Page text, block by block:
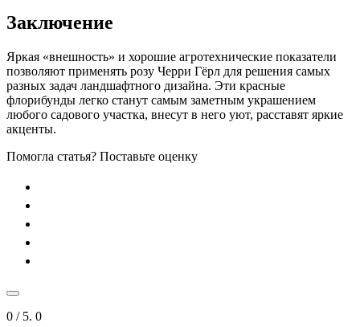
Заключение
Яркая «внешность» и хорошие агротехнические показатели
позволяют применять розу Черри Гёрл для решения самых
разных задач ландшафтного дизайна. Эти красные
флорибунды легко станут самым заметным украшением
любого садового участка, внесут в него уют, расставят яркие
акценты.
Помогла статья? Поставьте оценку
0 / 5. 0